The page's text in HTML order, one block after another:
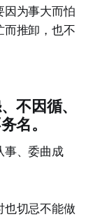
因为事大而怕
而推卸，也不
不因循、
名。
事、委曲成
也切忌不能做